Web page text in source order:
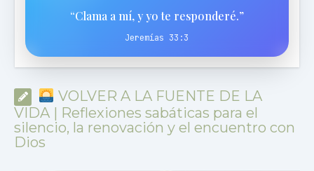
“Clama a mí, y yo te responderé.”
Jeremías 33:3
VOLVER A LA FUENTE DE LA
VIDA | Reflexiones sabáticas para el
silencio, la renovación y el encuentro con
Dios